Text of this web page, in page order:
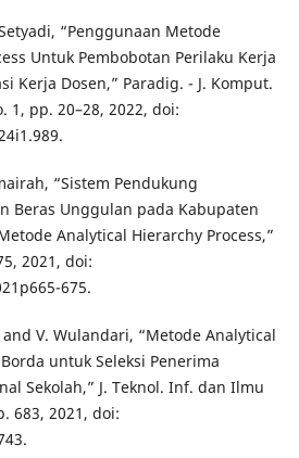
“Penggunaan Metode
Untuk Pembobotan Perilaku Kerja
Kerja Dosen,” Paradig. - J. Komput.
1, pp. 20–28, 2022, doi:
“Sistem Pendukung
Beras Unggulan pada Kabupaten
Analytical Hierarchy Process,”
2021, doi:
675.
V. Wulandari, “Metode Analytical
untuk Seleksi Penerima
Sekolah,” J. Teknol. Inf. dan Ilmu
683, 2021, doi: